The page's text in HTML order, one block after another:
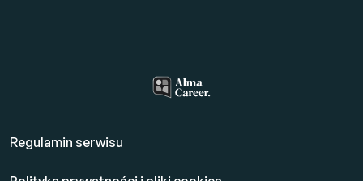
Regulamin serwisu